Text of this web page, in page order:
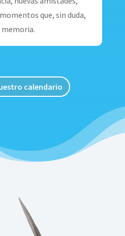
que, sin duda,
memoria.
calendario